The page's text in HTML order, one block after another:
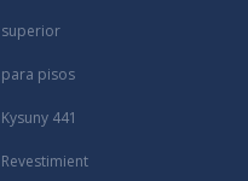
superior
para pisos
Kysuny 441
Revestimient